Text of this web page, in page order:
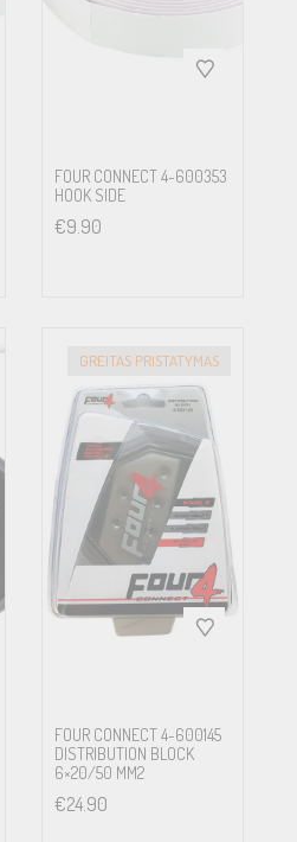
FOUR CONNECT 4-600353
HOOK SIDE
€9.90
GREITAS PRISTATYMAS
FOUR CONNECT 4-600145
DISTRIBUTION BLOCK
6×20/50 MM2
€24.90